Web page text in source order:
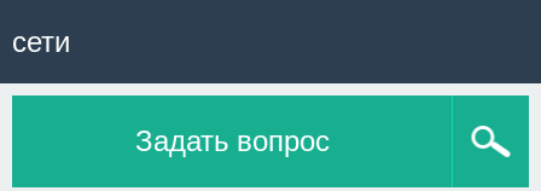
сети
Задать вопрос